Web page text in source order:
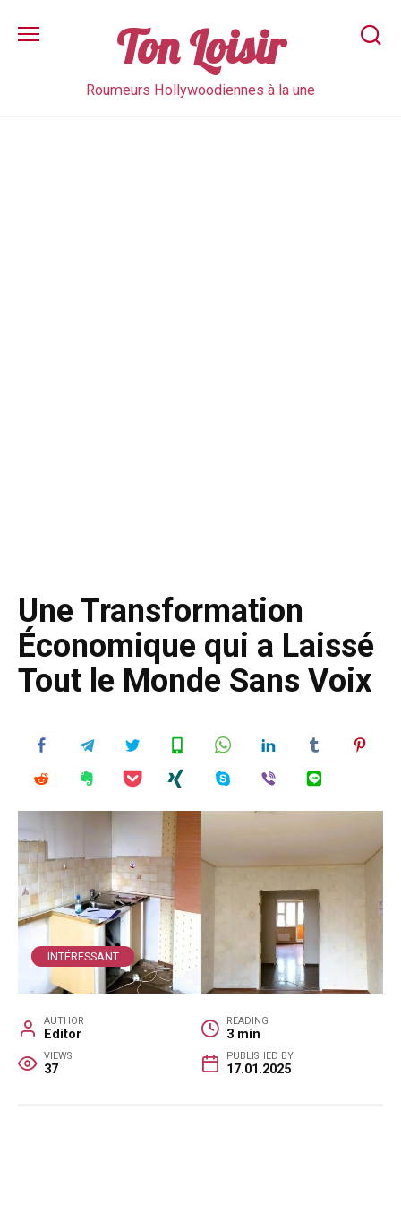
content
Ton Loisir
Roumeurs Hollywoodiennes à la une
Une Transformation
Économique qui a Laissé
Tout le Monde Sans Voix
INTÉRESSANT
AUTHOR
Editor
READING
3 min
VIEWS
37
PUBLISHED BY
17.01.2025